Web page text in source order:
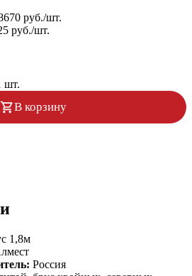
руб./шт.
руб./шт.
шт.
В корзину
1,8м
Россия